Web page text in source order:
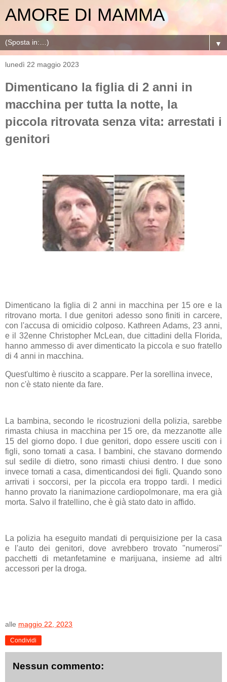
AMORE DI MAMMA
▼
lunedì 22 maggio 2023
Dimenticano la figlia di 2 anni in
macchina per tutta la notte, la
piccola ritrovata senza vita: arrestati i
genitori
Dimenticano la figlia di 2 anni in macchina per 15 ore e la
ritrovano morta. I duegenitori adesso sono finiti incarcere,
con l'accusa di omicidio colposo. Kathreen Adams, 23 anni,
e il 32enne Christopher McLean, due cittadini della Florida,
hanno ammesso di aver dimenticato la piccola e suo fratello
di 4 anni in macchina.
Quest'ultimo è riuscito a scappare. Per la sorellina invece,
non c'è stato niente da fare.
La bambina, secondo le ricostruzioni della polizia, sarebbe
rimasta chiusa in macchina per 15 ore, da mezzanotte alle
15 del giorno dopo. I due genitori, dopo essere usciti con i
figli, sono tornati a casa. I bambini, che stavano dormendo
sul sedile di dietro, sono rimasti chiusi dentro. I due sono
invece tornati a casa, dimenticandosi dei figli. Quando sono
arrivati i soccorsi, per la piccola era troppo tardi. I medici
hanno provato la rianimazione cardiopolmonare, ma era già
morta. Salvo il fratellino, che è già stato dato in affido.
La polizia ha eseguito mandati di perquisizione per la casa
e l'auto dei genitori, dove avrebbero trovato "numerosi"
pacchetti di metanfetamine e marijuana, insieme ad altri
accessori per la droga.
alle maggio 22, 2023
Condividi
Nessun commento: